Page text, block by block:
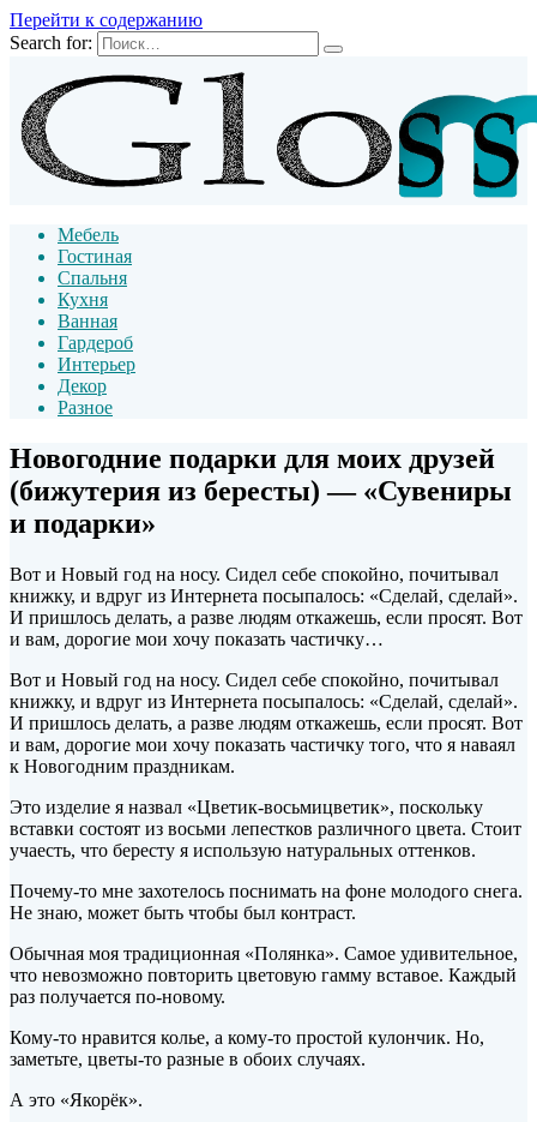
Перейти к содержанию
Search for:
Мебель
Гостиная
Спальня
Кухня
Ванная
Гардероб
Интерьер
Декор
Разное
Новогодние подарки для моих друзей
(бижутерия из бересты) — «Сувениры
и подарки»
Вот и Новый год на носу. Сидел себе спокойно, почитывал
книжку, и вдруг из Интернета посыпалось: «Сделай, сделай».
И пришлось делать, а разве людям откажешь, если просят. Вот
и вам, дорогие мои хочу показать частичку…
Вот и Новый год на носу. Сидел себе спокойно, почитывал
книжку, и вдруг из Интернета посыпалось: «Сделай, сделай».
И пришлось делать, а разве людям откажешь, если просят. Вот
и вам, дорогие мои хочу показать частичку того, что я наваял
к Новогодним праздникам.
Это изделие я назвал «Цветик-восьмицветик», поскольку
вставки состоят из восьми лепестков различного цвета. Стоит
учаесть, что бересту я использую натуральных оттенков.
Почему-то мне захотелось поснимать на фоне молодого снега.
Не знаю, может быть чтобы был контраст.
Обычная моя традиционная «Полянка». Самое удивительное,
что невозможно повторить цветовую гамму вставое. Каждый
раз получается по-новому.
Кому-то нравится колье, а кому-то простой кулончик. Но,
заметьте, цветы-то разные в обоих случаях.
А это «Якорёк».